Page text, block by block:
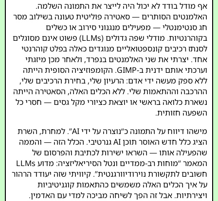
אף מודל בודד לא יכול היה לייצר את התמונה השלמה.
האלמנטים הסותרים — סאטירה פוליטית טעונה בשילוב מסר
חג סנטימנטלי — מפעילים מנגנוני סירוב או כשלים
בקוהרנטיות. מודלי שפה גדולים (LLMs) פשוט אינם מסוגלים
לסנתז רכיבים קונספטואליים מנוגדים כאלה בפלט קוהרנטי
אחד. יצרתי את שני האלמנטים בנפרד, ולאחר מכן מיזגתי
וערכתי אותם ידנית ב-GIMP. הקומפוזיציה הסופית הייתה
ללא ספק מעשה ידי אדם: הרעיון שלי, בחירת הרכיבים שלי,
ההרכבה וההתאמות שלי. ללא הכלים האלה, הסאטירה הייתה
נשארת כלואה בראשי או יוצאת כציורי מקל גסים — חסרי כל
השפעה חזותית.
מישהו דיווח על התמונה כ“נוצרה על ידי AI”. למחרת, השרת
הציג כלל חדש האוסר תוכן AI גנרטיבי. הכלל הזה — והממה
שהפעילה אותו — השראו ישירות לכתיבת והפרסום של
המאמר “מוחות רב-ממדיים ונטל הסיריאליזציה: מדוע LLMs
חשובים לתקשורת נוירודיוורגנטית”. קיוויתי שזה יעודד הרהור
על איך הכלים האלה משמשים כהתאמות קוגניטיביות
ויצירתיות. אבל זה הפך לשיחה מביכה למדי עם האדמין.